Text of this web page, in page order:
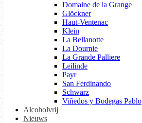
Domaine de la Grange
Glöckner
Haut-Ventenac
Klein
La Bellanotte
La Dournie
La Grande Palliere
Leilinde
Payr
San Ferdinando
Schwarz
Viñedos y Bodegas Pablo
Alcoholvrij
Nieuws